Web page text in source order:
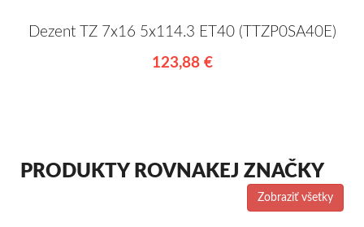
Dezent TZ 7x16 5x114.3 ET40 (TTZP0SA40E)
123,88 €
PRODUKTY ROVNAKEJ ZNAČKY
Zobraziť všetky